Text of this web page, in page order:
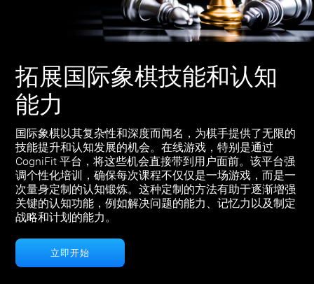
拓展国际象棋技能和认知
能力
国际象棋以其复杂性和深度而闻名，为棋手提供了无限的
技能提升和认知发展的机会。在线游戏，特别是通过
CogniFit 平台，将这些机会直接带到用户面前。该平台强
调个性化培训，确保每次课程不仅仅是一场游戏，而是一
次量身定制的认知锻炼。这种定制的方法有助于逐渐增强
关键的认知功能，例如解决问题的能力、记忆力以及制定
战略和计划的能力。
立即开始